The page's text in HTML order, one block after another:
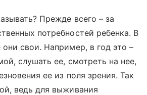
Прежде всего – за
потребностей ребенка. В
свои. Например, в год это –
слушать ее, смотреть на нее,
ее из поля зрения. Так
ведь для выживания